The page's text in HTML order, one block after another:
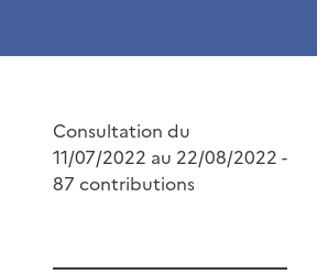
Consultation du
11/07/2022 au 22/08/2022 -
87 contributions